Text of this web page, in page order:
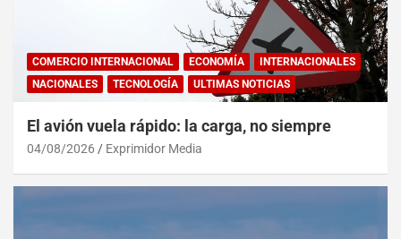
COMERCIO INTERNACIONAL ECONOMÍA
INTERNACIONALES
NACIONALES
TECNOLOGÍA ULTIMAS NOTICIAS
El avión vuela rápido: la carga, no siempre
04/08/2026 Exprimidor Media